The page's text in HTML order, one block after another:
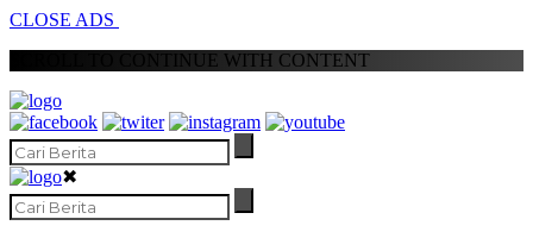
CLOSE ADS
SCROLL TO CONTINUE WITH CONTENT
✖